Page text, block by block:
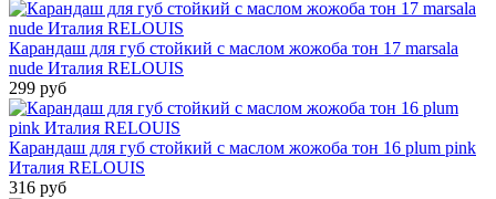
Карандаш для губ стойкий с маслом жожоба тон 17 marsala
nude Италия RELOUIS
299 руб
Карандаш для губ стойкий с маслом жожоба тон 16 plum pink
Италия RELOUIS
316 руб